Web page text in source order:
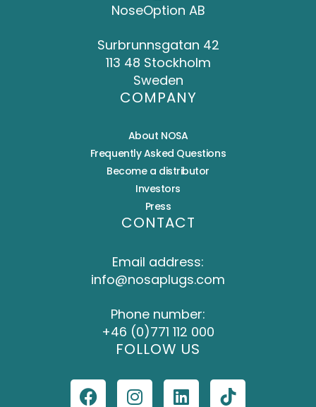
NoseOption AB
Surbrunnsgatan 42
113 48 Stockholm
Sweden
COMPANY
About NOSA
Frequently Asked Questions
Become a distributor
Investors
Press
CONTACT
Email address:
info@nosaplugs.com
Phone number:
+46 (0)771 112 000
FOLLOW US